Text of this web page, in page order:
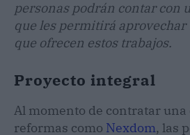
personas podrán contar con
que les permitirá aprovechar
que ofrecen estos trabajos.
Proyecto integral
Al momento de contratar una
reformas como Nexdom, las